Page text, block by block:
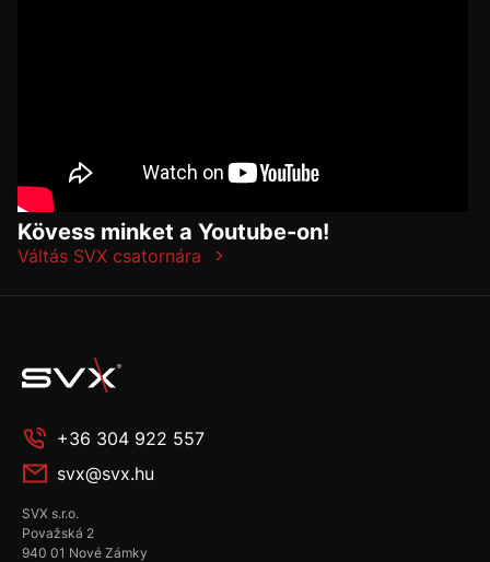
Kövess minket a Youtube-on!
Váltás SVX csatornára
+36 304 922 557
svx@svx.hu
SVX s.r.o.
Považská 2
940 01 Nové Zámky